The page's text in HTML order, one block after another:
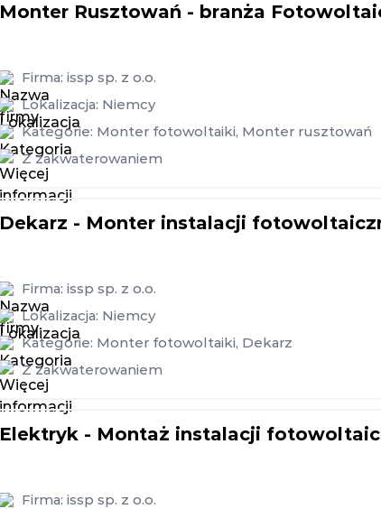
Monter Rusztowań - branża
Firma: issp sp. z o.o.
Lokalizacja: Niemcy
Kategorie: Monter fotowoltaiki, Monter rusztowań
Z zakwaterowaniem
Dekarz - Monter instalacji
Firma: issp sp. z o.o.
Lokalizacja: Niemcy
Kategorie: Monter fotowoltaiki, Dekarz
Z zakwaterowaniem
Elektryk - Montaż instalacji
Firma: issp sp. z o.o.